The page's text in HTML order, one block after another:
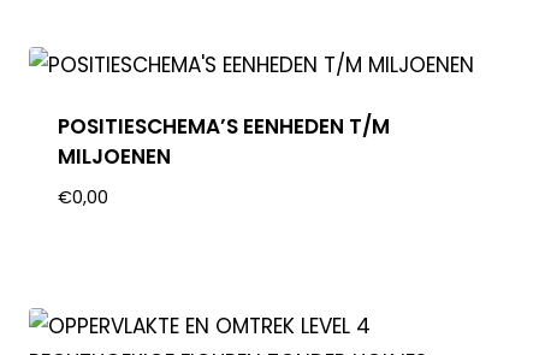
POSITIESCHEMA’S EENHEDEN T/M
MILJOENEN
€0,00